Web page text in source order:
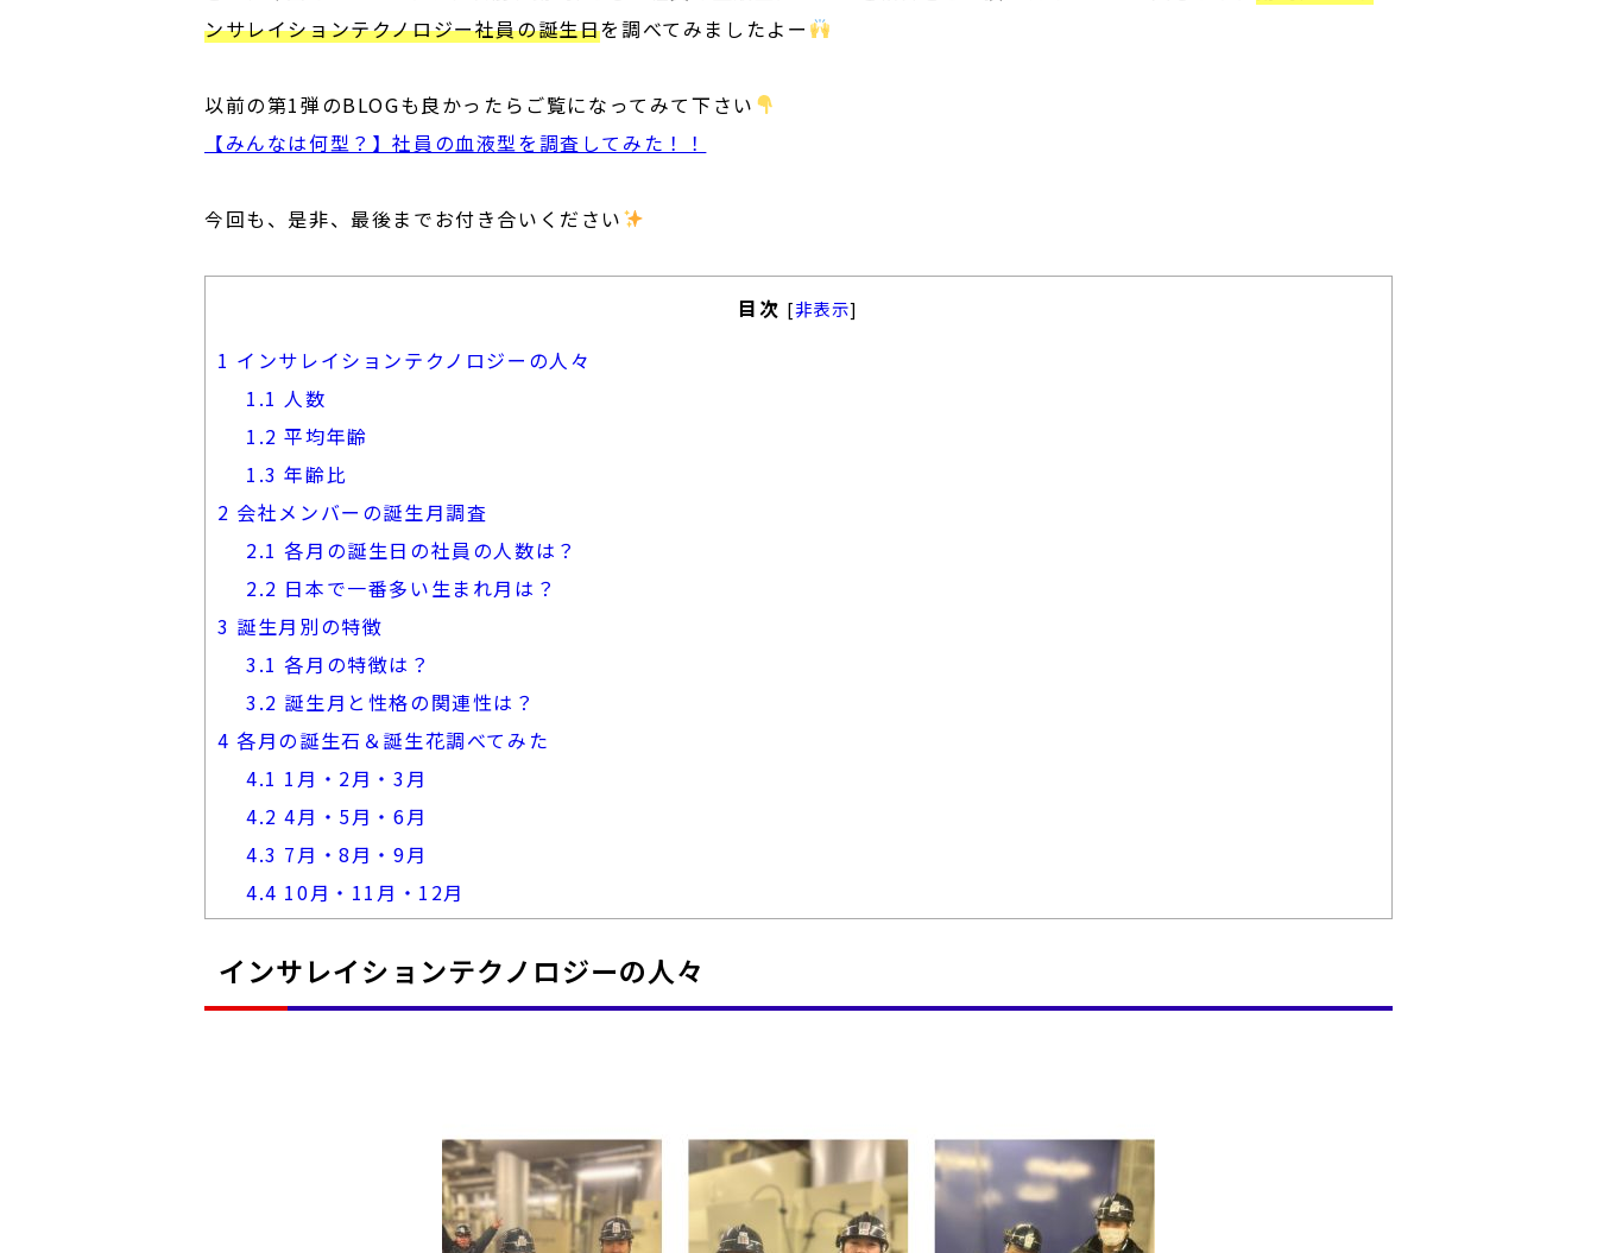
ンサレイションテクノロジー社員の誕生日を調べてみましたよー
以前の第1弾のBLOGも良かったらご覧になってみて下さい
【みんなは何型？】社員の血液型を調査してみた！！
今回も、是非、最後までお付き合いください
目次 [非表示]
1 インサレイションテクノロジーの人々
1.1 人数
1.2 平均年齢
1.3 年齢比
2 会社メンバーの誕生月調査
2.1 各月の誕生日の社員の人数は？
2.2 日本で一番多い生まれ月は？
3 誕生月別の特徴
3.1 各月の特徴は？
3.2 誕生月と性格の関連性は？
4 各月の誕生石＆誕生花調べてみた
4.1 1月・2月・3月
4.2 4月・5月・6月
4.3 7月・8月・9月
4.4 10月・11月・12月
インサレイションテクノロジーの人々